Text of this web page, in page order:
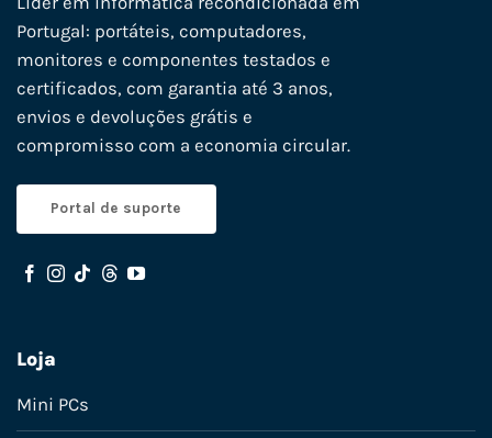
Portugal: portáteis, computadores,
monitores e componentes testados e
certificados, com garantia até 3 anos,
envios e devoluções grátis e
compromisso com a economia circular.
Portal de suporte
Loja
Mini PCs